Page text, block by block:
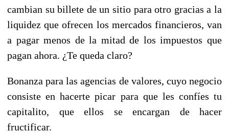
cambian su billete de un sitio para otro gracias a la
liquidez que ofrecen los mercados financieros, van
a pagar menos de la mitad de los impuestos que
pagan ahora. ¿Te queda claro?
Bonanza para las agencias de valores, cuyo negocio
consiste en hacerte picar para que les confíes tu
capitalito, que ellos se encargan de hacer
fructificar.